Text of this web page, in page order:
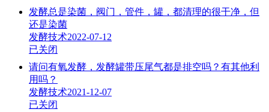
发酵总是染菌，阀门，管件，罐，都清理的很干净，但
还是染菌
发酵技术2022-07-12
已关闭
请问有氧发酵，发酵罐带压尾气都是排空吗？有其他利
用吗？
发酵技术2021-12-07
已关闭